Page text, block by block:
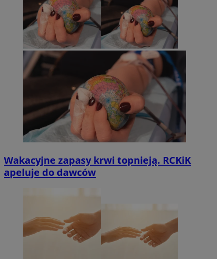
Wakacyjne zapasy krwi topnieją. RCKiK
apeluje do dawców